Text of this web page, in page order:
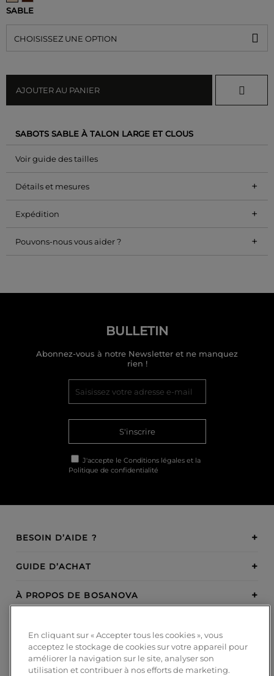
SABLE
CHOISISSEZ UNE OPTION
AJOUTER AU PANIER
SABOTS SABLE À TALON LARGE ET CLOUS
Voir guide des tailles
Détails et mesures +
Expédition +
Pouvons-nous vous aider ? +
BULLETIN
Abonnez-vous à notre Newsletter et ne manquez
rien !
S'inscrire
J'accepte le Conditions légales et la
Politique de confidentialité
BESOIN D’AIDE ?
GUIDE D’ACHAT
À PROPOS DE BOSANOVA
MODES DE PAIEMENT
En cliquant sur « Accepter tous les cookies », vous
acceptez le stockage de cookies sur votre appareil pour
améliorer la navigation sur le site, analyser son
utilisation et contribuer à nos efforts de marketing.